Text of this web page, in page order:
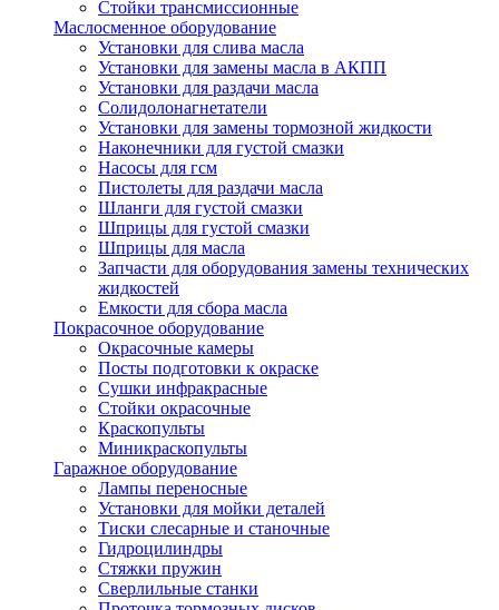
Стойки трансмиссионные
Маслосменное оборудование
Установки для слива масла
Установки для замены масла в АКПП
Установки для раздачи масла
Солидолонагнетатели
Установки для замены тормозной жидкости
Наконечники для густой смазки
Насосы для гсм
Пистолеты для раздачи масла
Шланги для густой смазки
Шприцы для густой смазки
Шприцы для масла
Запчасти для оборудования замены технических
жидкостей
Емкости для сбора масла
Покрасочное оборудование
Окрасочные камеры
Посты подготовки к окраске
Сушки инфракрасные
Стойки окрасочные
Краскопульты
Миникраскопульты
Гаражное оборудование
Лампы переносные
Установки для мойки деталей
Тиски слесарные и станочные
Гидроцилиндры
Стяжки пружин
Сверлильные станки